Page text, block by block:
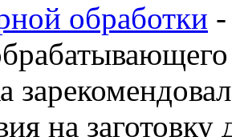
обработки
на